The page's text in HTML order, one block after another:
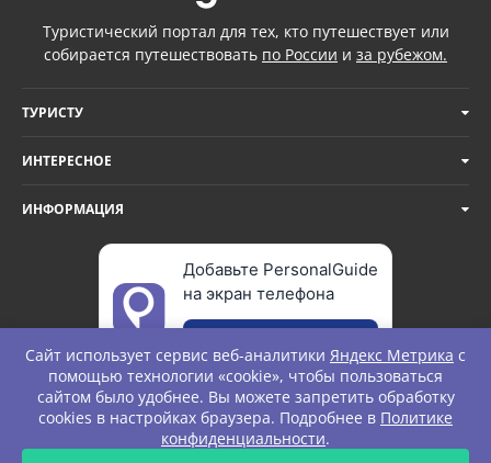
Туристический портал для тех, кто путешествует или
собирается путешествовать по России и за рубежом.
ТУРИСТУ
ИНТЕРЕСНОЕ
ИНФОРМАЦИЯ
Добавьте PersonalGuide
на экран телефона
© Personal Guide. All rights Reserved.
Сайт использует сервис веб-аналитики Яндекс Метрика с
помощью технологии «cookie», чтобы пользоваться
сайтом было удобнее. Вы можете запретить обработку
cookies в настройках браузера. Подробнее в Политике
конфиденциальности.
ЗАПРОС